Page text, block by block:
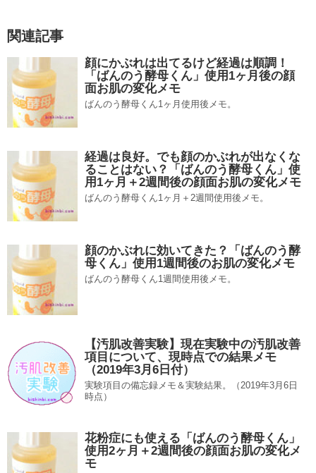
関連記事
顔にかぶれは出てるけど経過は順調！
「ばんのう酵母くん」使用1ヶ月後の顔
面お肌の変化メモ
ばんのう酵母くん1ヶ月使用後メモ。
経過は良好。でも顔のかぶれが出なくな
ることはない？「ばんのう酵母くん」使
用1ヶ月＋2週間後の顔面お肌の変化メモ
ばんのう酵母くん1ヶ月＋2週間使用後メモ。
顔のかぶれに効いてきた？「ばんのう酵
母くん」使用1週間後のお肌の変化メモ
ばんのう酵母くん1週間使用後メモ。
【汚肌改善実験】現在実験中の汚肌改善
項目について、現時点での結果メモ
（2019年3月6日付）
実験項目の備忘録メモ＆実験結果。（2019年3月6日
時点）
花粉症にも使える「ばんのう酵母くん」
使用2ヶ月＋2週間後の顔面お肌の変化メ
モ